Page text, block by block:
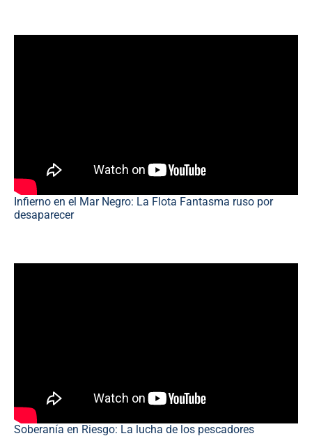
Infierno en el Mar Negro: La Flota Fantasma ruso por
desaparecer
Soberanía en Riesgo: La lucha de los pescadores